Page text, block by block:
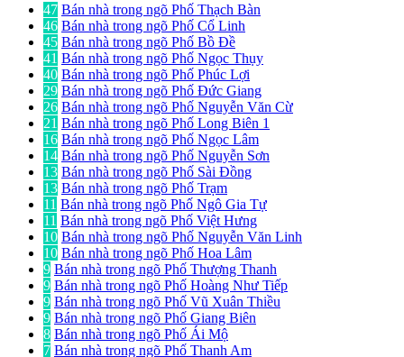
47 Bán nhà trong ngõ Phố Thạch Bàn
46 Bán nhà trong ngõ Phố Cổ Linh
45 Bán nhà trong ngõ Phố Bồ Đề
41 Bán nhà trong ngõ Phố Ngọc Thụy
40 Bán nhà trong ngõ Phố Phúc Lợi
29 Bán nhà trong ngõ Phố Đức Giang
26 Bán nhà trong ngõ Phố Nguyễn Văn Cừ
21 Bán nhà trong ngõ Phố Long Biên 1
16 Bán nhà trong ngõ Phố Ngọc Lâm
14 Bán nhà trong ngõ Phố Nguyễn Sơn
13 Bán nhà trong ngõ Phố Sài Đồng
13 Bán nhà trong ngõ Phố Trạm
11 Bán nhà trong ngõ Phố Ngô Gia Tự
11 Bán nhà trong ngõ Phố Việt Hưng
10 Bán nhà trong ngõ Phố Nguyễn Văn Linh
10 Bán nhà trong ngõ Phố Hoa Lâm
9 Bán nhà trong ngõ Phố Thượng Thanh
9 Bán nhà trong ngõ Phố Hoàng Như Tiếp
9 Bán nhà trong ngõ Phố Vũ Xuân Thiều
9 Bán nhà trong ngõ Phố Giang Biên
8 Bán nhà trong ngõ Phố Ái Mộ
7 Bán nhà trong ngõ Phố Thanh Am